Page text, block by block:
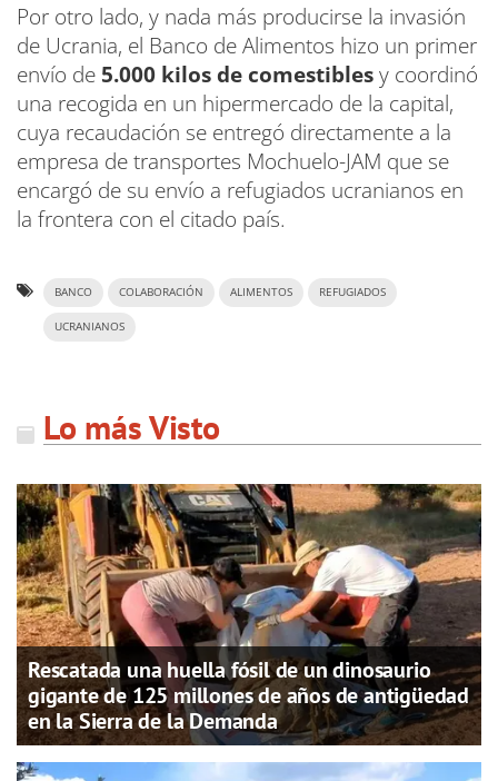
Por otro lado, y nada más producirse la invasión
de Ucrania, el Banco de Alimentos hizo un primer
envío de 5.000 kilos de comestiblesy coordinó
una recogida en un hipermercado de la capital,
cuya recaudación se entregó directamente a la
empresa de transportes Mochuelo-JAM que se
encargó de su envío a refugiados ucranianos en
la frontera con el citado país.
BANCO COLABORACIÓN ALIMENTOS REFUGIADOS
UCRANIANOS
Lo más Visto
Rescatada una huella fósil de un dinosaurio
gigante de 125 millones de años de antigüedad
en la Sierra de la Demanda